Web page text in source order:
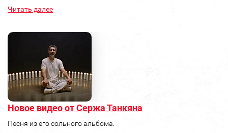
Читать далее
Новое видео от Сержа Танкяна
Песня из его сольного альбома.